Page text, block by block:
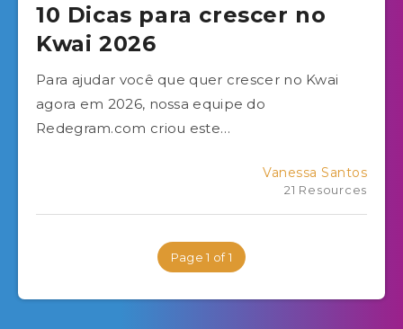
10 Dicas para crescer no
Kwai 2026
Para ajudar você que quer crescer no Kwai
agora em 2026, nossa equipe do
Redegram.com criou este…
Vanessa Santos
21 Resources
Page 1 of 1